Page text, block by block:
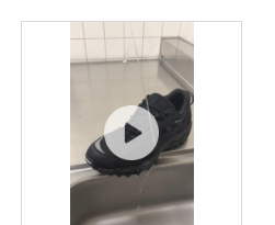
23.0～30.0cm
こちらのスニーカーは、ソック
ちたい方は、0.5cm～1.0cm上の
カラー